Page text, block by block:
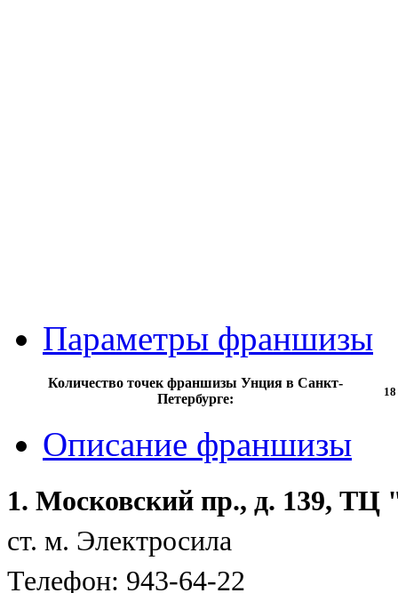
Параметры франшизы
Количество точек франшизы Унция в Санкт-
Петербурге:
18
Описание франшизы
1. Московский пр., д. 139, ТЦ
ст. м. Электросила
Телефон: 943-64-22